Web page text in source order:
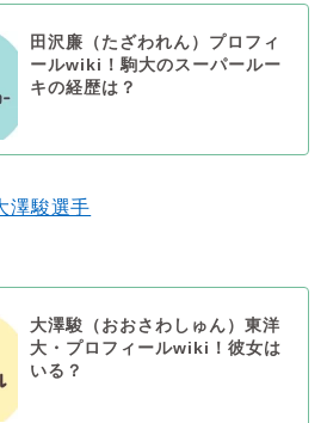
田沢廉（たざわれん）プロフィ
ールwiki！駒大のスーパールー
キの経歴は？
澤駿選手
大澤駿（おおさわしゅん）東洋
大・プロフィールwiki！彼女は
いる？